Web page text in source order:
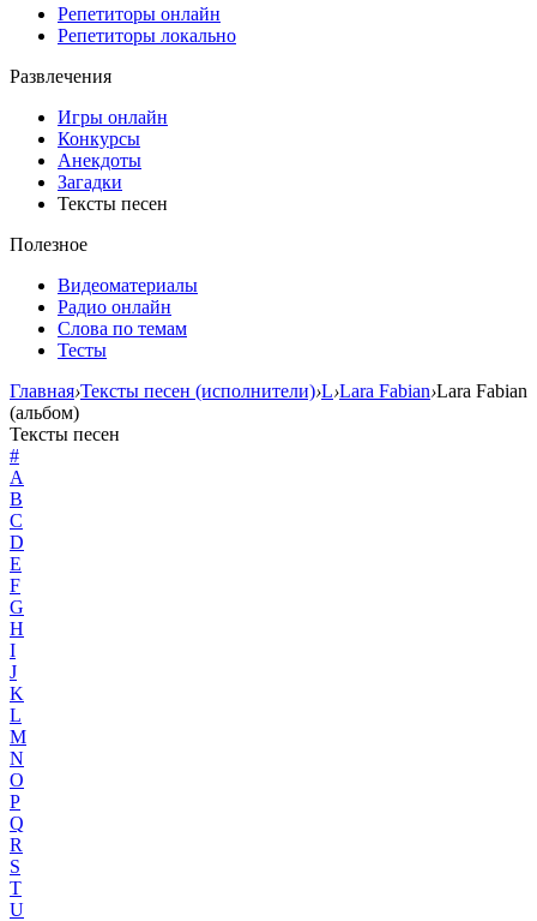
Репетиторы онлайн
Репетиторы локально
Развлечения
Игры онлайн
Конкурсы
Анекдоты
Загадки
Тексты песен
Полезное
Видеоматериалы
Радио онлайн
Слова по темам
Тесты
Главная›Тексты песен (исполнители)›L›Lara Fabian›Lara Fabian
(альбом)
Тексты песен
#
A
B
C
D
E
F
G
H
I
J
K
L
M
N
O
P
Q
R
S
T
U